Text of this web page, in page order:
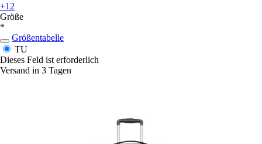
+12
Größe
*
Größentabelle
TU
Dieses Feld ist erforderlich
Versand in 3 Tagen